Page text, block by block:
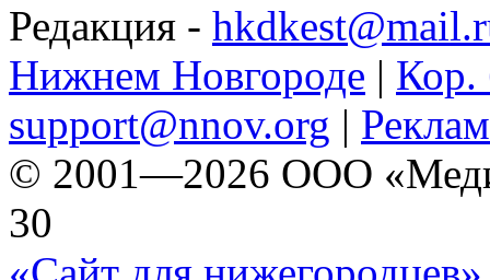
Редакция -
Нижнем Новгороде | Кор.
support@nnov.org |
© 2001—2026 ООО
30